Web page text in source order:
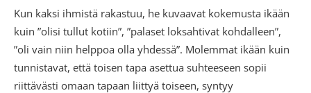
Kun kaksi ihmistä rakastuu, he kuvaavat kokemusta ikään
kuin ”olisi tullut kotiin”, ”palaset loksahtivat kohdalleen”,
”oli vain niin helppoa olla yhdessä”. Molemmat ikään kuin
tunnistavat, että toisen tapa asettua suhteeseen sopii
riittävästi omaan tapaan liittyä toiseen, syntyy